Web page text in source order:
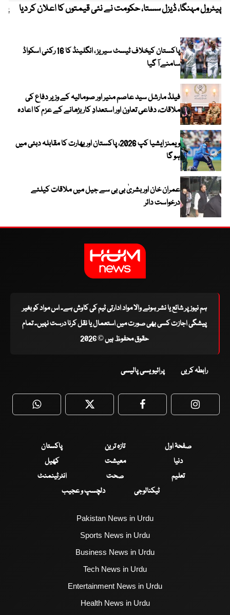
پیٹرول مہنگا، ڈیزل سستا، حکومت نے نئی قیمتوں کا اعلان کر دیا
پاکستان کیخلاف ٹیسٹ سیریز ، انگلینڈ کا 16 رکنی اسکواڈ
سامنے آ گیا
فیلڈ مارشل سید عاصم منیر اور صومالیہ کے وزیر دفاع کی
ملاقات، دفاعی تعاون اور استعدادِ کار بڑھانے کے عزم کا اعادہ
ویمنز ایشیا کپ 2026، پاکستان اور بھارت کا مقابلہ دبئی میں
ہو گا
عمران خان اور بشریٰ بی بی سے جیل میں ملاقات کیلئے
درخواست دائر
ہم نیوز پر شائع یا نشر ہونے والا مواد ادارتی ٹیم کی کاوش ہے۔ اس مواد کو بغیر
پیشگی اجازت کسی بھی صورت میں استعمال یا نقل کرنا درست نہیں۔ تمام
حقوق محفوظ ہیں © 2026
رابطہ کریں پرائیویسی پالیسی
WhatsApp Twitter Facebook
صفحۂ اول تازہ ترین
پاکستان
دنیا
معیشت
کھیل
تعلیم
صحت
انٹرٹینمنٹ
ٹیکنالوجی
دلچسپ و عجیب
Pakistan News in Urdu
Sports News in Urdu
Business News in Urdu
Tech News in Urdu
Entertainment News in Urdu
Health News in Urdu